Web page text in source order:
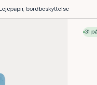
bordbeskyttelse
31